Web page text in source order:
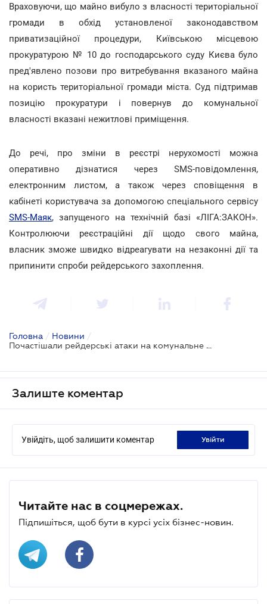
Враховуючи, що майно вибуло з власності територіальної
громади в обхід установленої законодавством
приватизаційної процедури, Київською місцевою
прокуратурою № 10 до господарського суду Києва було
пред'явлено позови про витребування вказаного майна
на користь територіальної громади міста. Суд підтримав
позицію прокуратури і повернув до комунальної
власності вказані нежитлові приміщення.
До речі, про зміни в реєстрі нерухомості можна
оперативно дізнатися через SMS-повідомлення,
електронним листом, а також через сповіщення в
кабінеті користувача за допомогою спеціального сервісу
SMS-Маяк, запущеного на технічній базі «ЛІГА:ЗАКОН».
Контролюючи реєстраційні дії щодо свого майна,
власник зможе швидко відреагувати на незаконні дії та
припинити спроби рейдерського захоплення.
Головна / Новини /
Почастішали рейдерські атаки на комунальне майно
Залиште коментар
Увійдіть, щоб залишити коментар увійти
Читайте нас в соцмережах.
Підпишіться, щоб бути в курсі усіх бізнес-новин.